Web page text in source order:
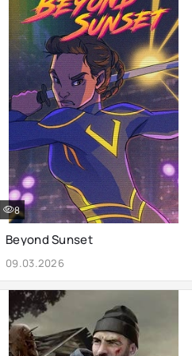
Beyond Sunset
09.03.2026
8